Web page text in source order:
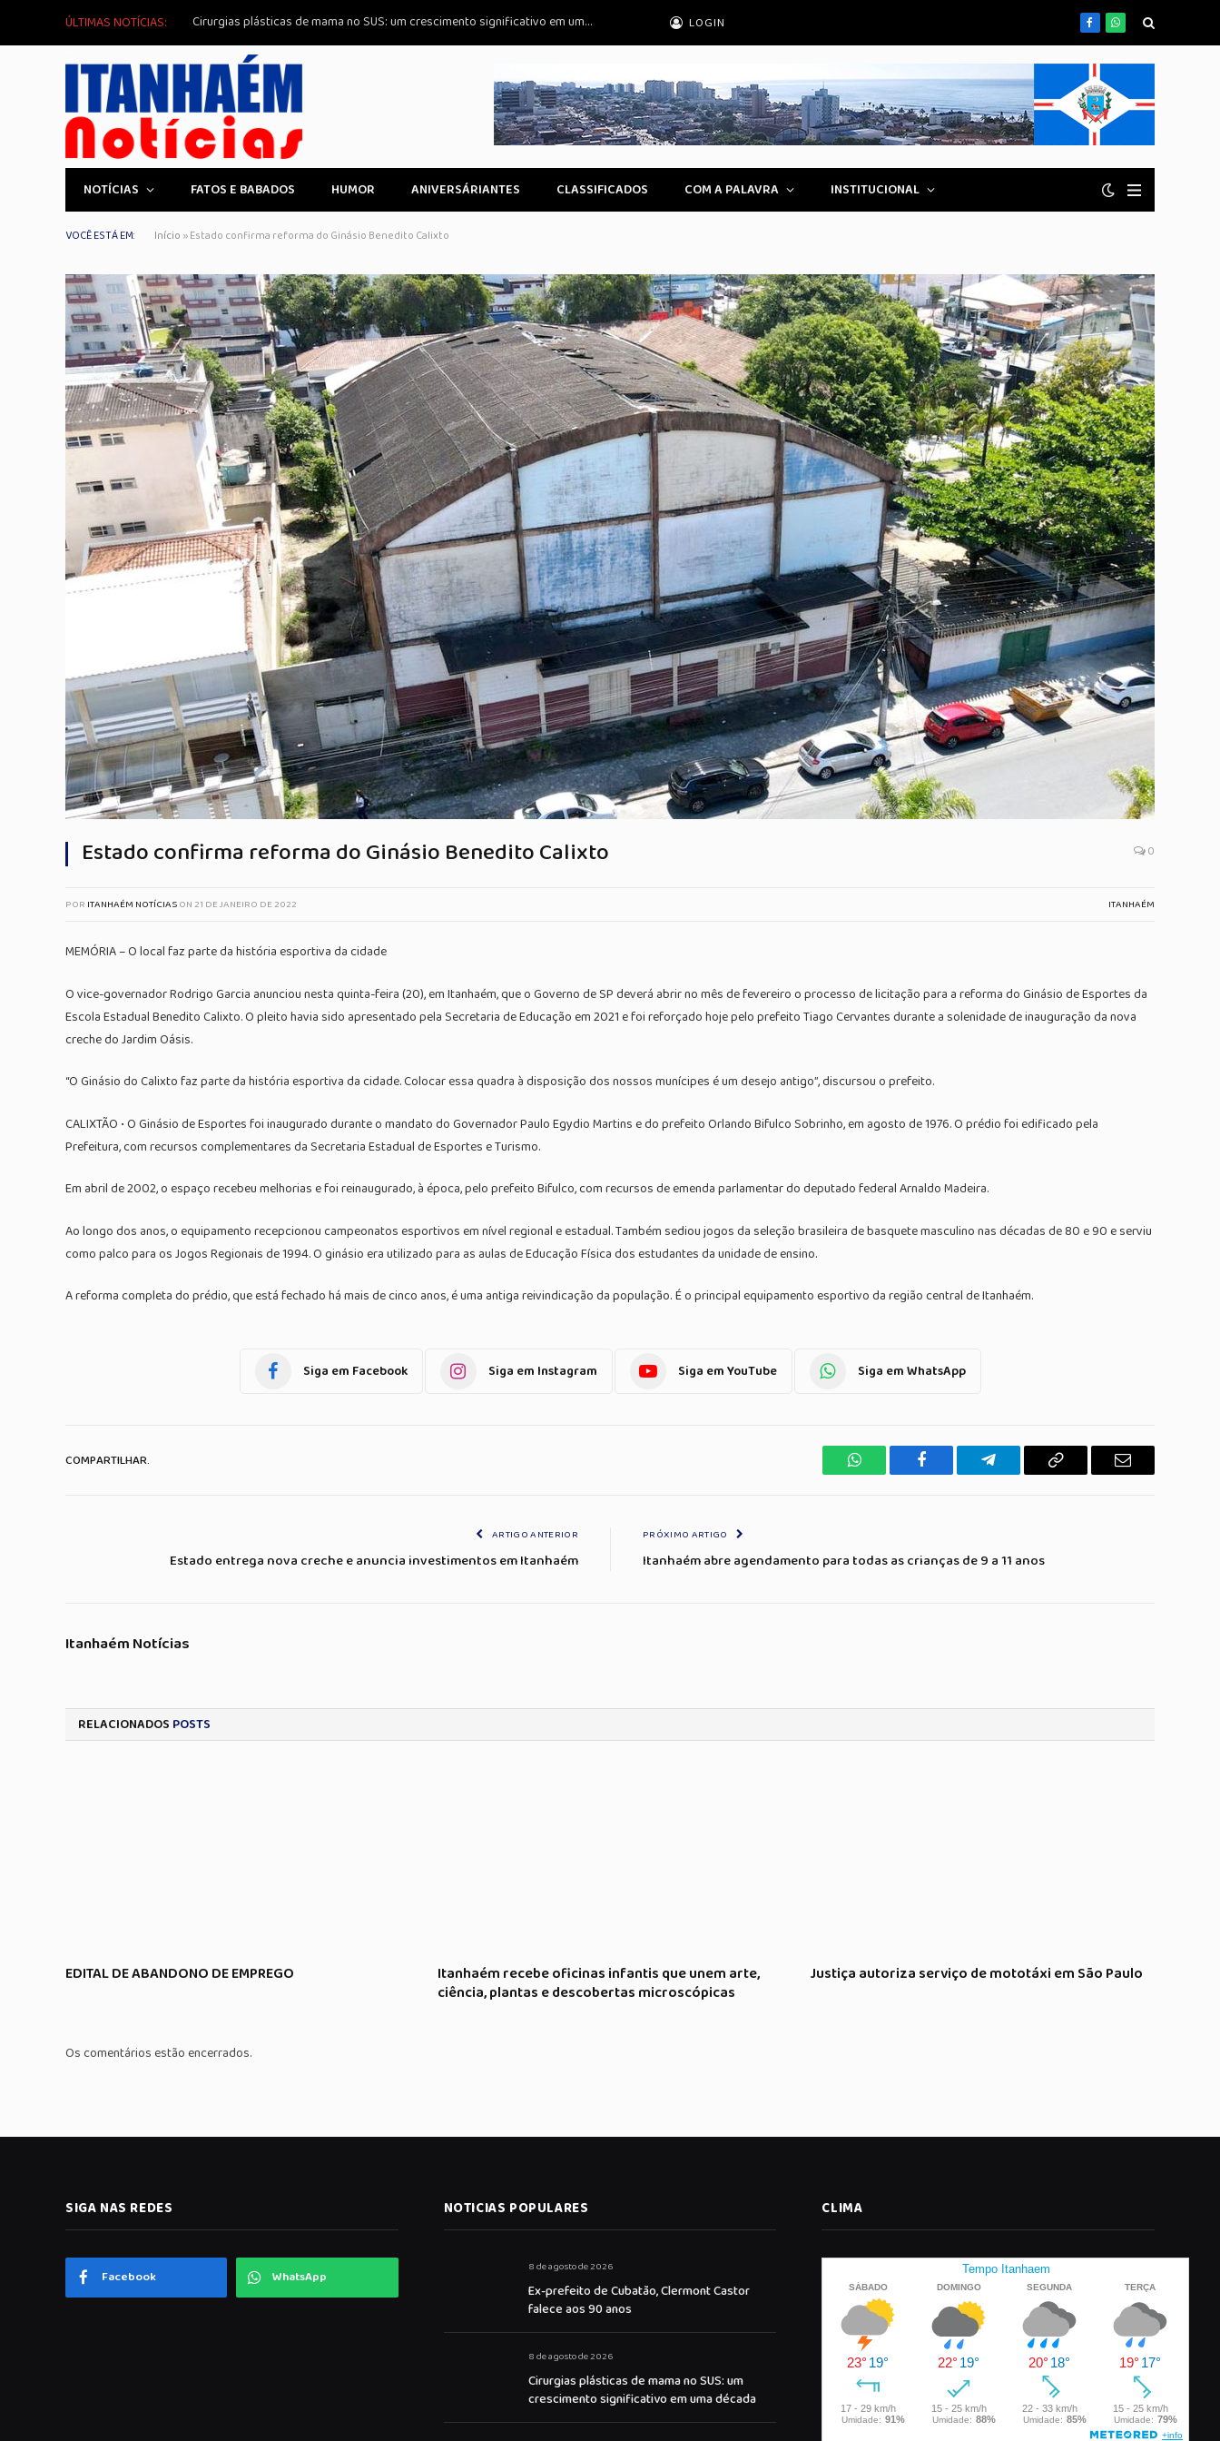
ÚLTIMAS NOTÍCIAS: Cirurgias plásticas de mama no SUS: um crescimento significativo em uma década LOGIN FacebookWhatsApp
NOTÍCIAS FATOS E BABADOS HUMOR ANIVERSÁRIANTES CLASSIFICADOS COM A PALAVRA INSTITUCIONAL
VOCÊ ESTÁ EM: Início »Estado confirma reforma do Ginásio Benedito Calixto
Estado confirma reforma do Ginásio Benedito Calixto 0
POR ITANHAÉM NOTÍCIASON21 DE JANEIRO DE 2022 ITANHAÉM
MEMÓRIA – O local faz parte da história esportiva da cidade
O vice-governador Rodrigo Garcia anunciou nesta quinta-feira (20), em Itanhaém, que o Governo de SP deverá abrir no mês de fevereiro o processo de licitação para a reforma do Ginásio de Esportes da
Escola Estadual Benedito Calixto. O pleito havia sido apresentado pela Secretaria de Educação em 2021 e foi reforçado hoje pelo prefeito Tiago Cervantes durante a solenidade de inauguração da nova
creche do Jardim Oásis.
“O Ginásio do Calixto faz parte da história esportiva da cidade. Colocar essa quadra à disposição dos nossos munícipes é um desejo antigo”, discursou o prefeito.
CALIXTÃO • O Ginásio de Esportes foi inaugurado durante o mandato do Governador Paulo Egydio Martins e do prefeito Orlando Bifulco Sobrinho, em agosto de 1976. O prédio foi edificado pela
Prefeitura, com recursos complementares da Secretaria Estadual de Esportes e Turismo.
Em abril de 2002, o espaço recebeu melhorias e foi reinaugurado, à época, pelo prefeito Bifulco, com recursos de emenda parlamentar do deputado federal Arnaldo Madeira.
Ao longo dos anos, o equipamento recepcionou campeonatos esportivos em nível regional e estadual. Também sediou jogos da seleção brasileira de basquete masculino nas décadas de 80 e 90 e serviu
como palco para os Jogos Regionais de 1994. O ginásio era utilizado para as aulas de Educação Física dos estudantes da unidade de ensino.
A reforma completa do prédio, que está fechado há mais de cinco anos, é uma antiga reivindicação da população. É o principal equipamento esportivo da região central de Itanhaém.
Siga em Facebook Siga em Instagram Siga em YouTube Siga em WhatsApp
COMPARTILHAR.
WhatsAppFacebook TelegramaCopiar
E-
ARTIGO ANTERIOR
Estado entrega nova creche e anuncia investimentos em Itanhaém
PRÓXIMO ARTIGO
Itanhaém abre agendamento para todas as crianças de 9 a 11 anos
Itanhaém Notícias
RELACIONADOS POSTS
EDITAL DE ABANDONO DE EMPREGO
Itanhaém recebe oficinas infantis que unem arte,
ciência, plantas e descobertas microscópicas
Justiça autoriza serviço de mototáxi em São Paulo
Os comentários estão encerrados.
SIGA NAS REDES
Facebook WhatsApp
NOTICIAS POPULARES
8 de agosto de 2026
Ex-prefeito de Cubatão, Clermont Castor
falece aos 90 anos
8 de agosto de 2026
Cirurgias plásticas de mama no SUS: um
crescimento significativo em uma década
CLIMA